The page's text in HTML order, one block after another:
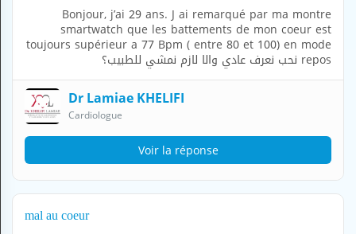
H
E
Bonjour, j’ai 29 ans. J ai remarqué par ma montre
smartwatch que les battements de mon coeur est
toujours supérieur a 77 Bpm ( entre 80 et 100) en mode
repos نحب نعرف عادي والا لازم نمشي للطبيب؟
Dr Lamiae KHELIFI
Cardiologue
Voir la réponse
mal au coeur